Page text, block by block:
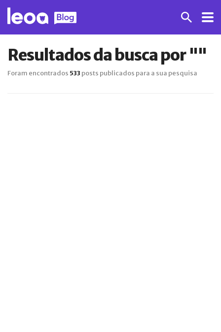
Resultados da busca por ""
Foram encontrados 533 posts publicados para a sua pesquisa